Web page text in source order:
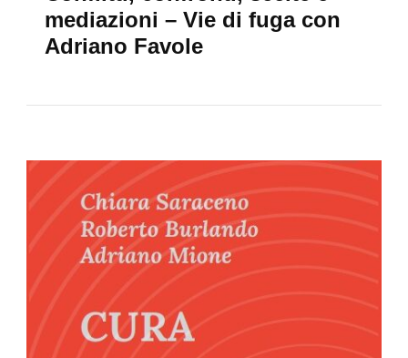
mediazioni – Vie di fuga con
Adriano Favole